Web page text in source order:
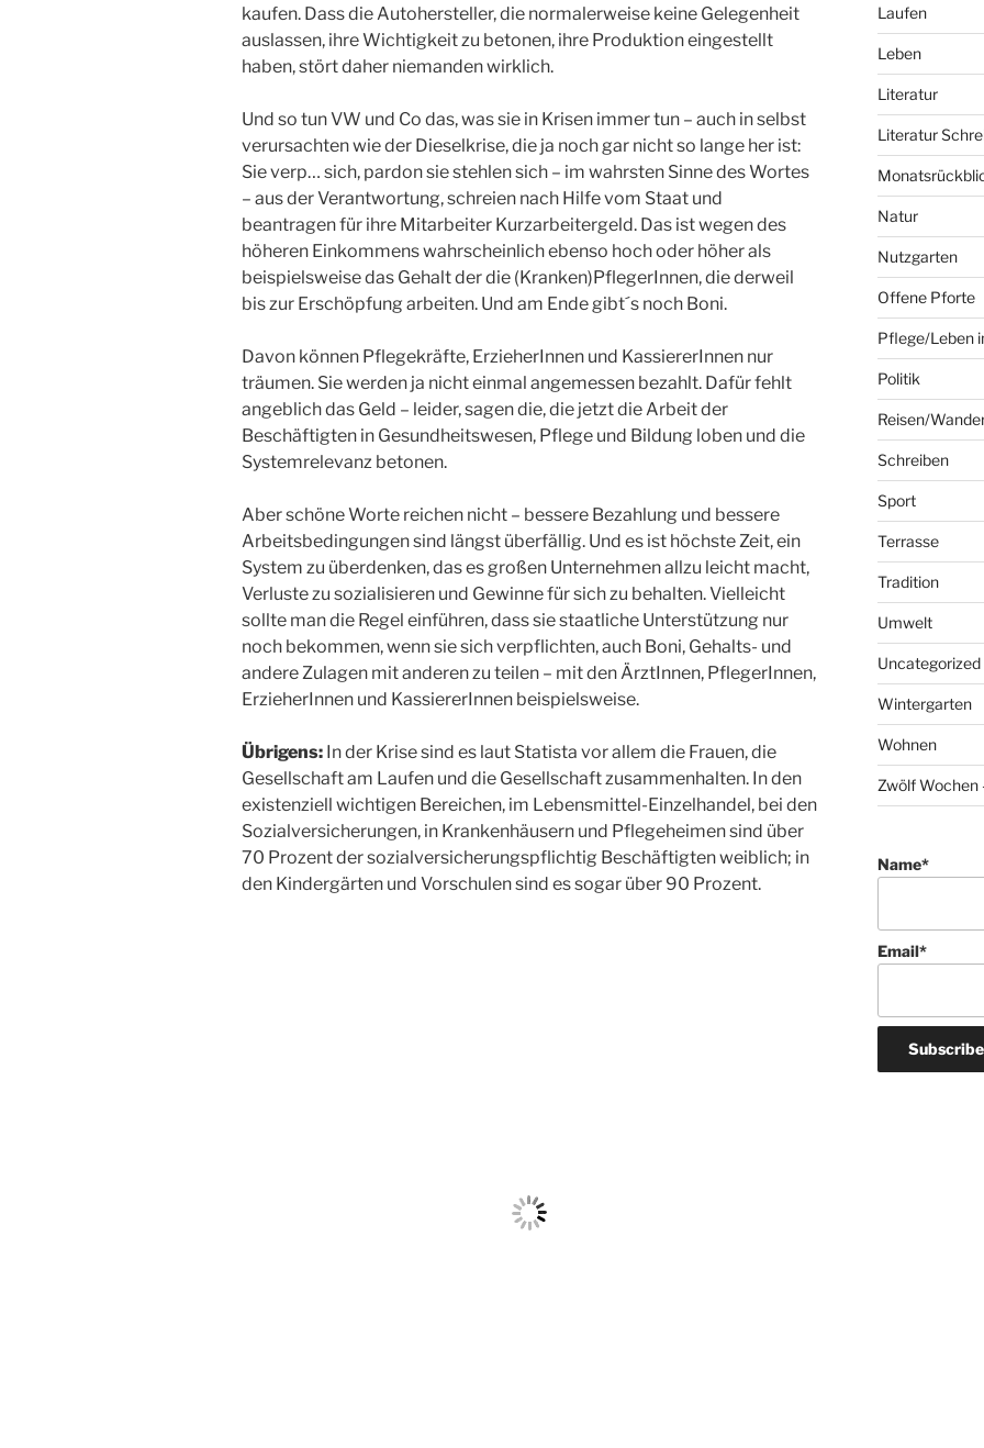
kaufen. Dass die Autohersteller, die normalerweise keine Gelegenheit
auslassen, ihre Wichtigkeit zu betonen, ihre Produktion eingestellt
haben, stört daher niemanden wirklich.
Und so tun VW und Co das, was sie in Krisen immer tun – auch in selbst
verursachten wie der Dieselkrise, die ja noch gar nicht so lange her ist:
Sie verp… sich, pardon sie stehlen sich – im wahrsten Sinne des Wortes
– aus der Verantwortung, schreien nach Hilfe vom Staat und
beantragen für ihre Mitarbeiter Kurzarbeitergeld. Das ist wegen des
höheren Einkommens wahrscheinlich ebenso hoch oder höher als
beispielsweise das Gehalt der die (Kranken)PflegerInnen, die derweil
bis zur Erschöpfung arbeiten. Und am Ende gibt´s noch Boni.
Davon können Pflegekräfte, ErzieherInnen und KassiererInnen nur
träumen. Sie werden ja nicht einmal angemessen bezahlt. Dafür fehlt
angeblich das Geld – leider, sagen die, die jetzt die Arbeit der
Beschäftigten in Gesundheitswesen, Pflege und Bildung loben und die
Systemrelevanz betonen.
Aber schöne Worte reichen nicht – bessere Bezahlung und bessere
Arbeitsbedingungen sind längst überfällig. Und es ist höchste Zeit, ein
System zu überdenken, das es großen Unternehmen allzu leicht macht,
Verluste zu sozialisieren und Gewinne für sich zu behalten. Vielleicht
sollte man die Regel einführen, dass sie staatliche Unterstützung nur
noch bekommen, wenn sie sich verpflichten, auch Boni, Gehalts- und
andere Zulagen mit anderen zu teilen – mit den ÄrztInnen, PflegerInnen,
ErzieherInnen und KassiererInnen beispielsweise.
Übrigens: In der Krise sind es laut Statista vor allem die Frauen, die
Gesellschaft am Laufen und die Gesellschaft zusammenhalten. In den
existenziell wichtigen Bereichen, im Lebensmittel-Einzelhandel, bei den
Sozialversicherungen, in Krankenhäusern und Pflegeheimen sind über
70 Prozent der sozialversicherungspflichtig Beschäftigten weiblich; in
den Kindergärten und Vorschulen sind es sogar über 90 Prozent.
Laufen
Leben
Literatur
Literatur
Natur
Nutzgarten
Offene Pforte
Pflege/Leben
Politik
Reisen/
Schreiben
Sport
Terrasse
Tradition
Umwelt
Uncategorized
Wintergarten
Wohnen
Zwölf Wochen
Name*
Email*